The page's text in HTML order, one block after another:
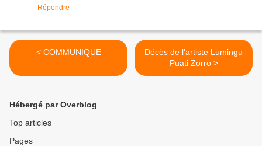
Répondre
< COMMUNIQUE
Décès de l'artiste Lumingu
Puati Zorro >
Hébergé par Overblog
Top articles
Pages